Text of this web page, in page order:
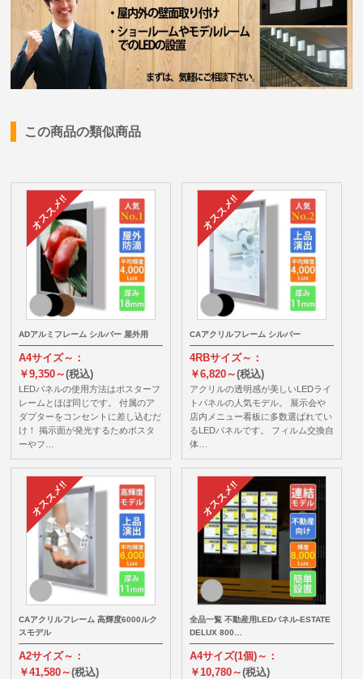
この商品の類似商品
ADアルミフレーム シルバー 屋外用
A4サイズ～：
￥9,350～(税込)
LEDパネルの使用方法はポスターフ
レームとほぼ同じです。 付属のア
ダプターをコンセントに差し込むだ
け！ 掲示面が発光するためポスタ
ーやフ…
CAアクリルフレーム シルバー
4RBサイズ～：
￥6,820～(税込)
アクリルの透明感が美しいLEDライ
トパネルの人気モデル。 展示会や
店内メニュー看板に多数選ばれてい
るLEDパネルです。 フィルム交換自
体…
CAアクリルフレーム 高輝度6000ルク
スモデル
A2サイズ～：
￥41,580～(税込)
全品一覧 不動産用LEDパネル-ESTATE
DELUX 800…
A4サイズ(1個)～：
￥10,780～(税込)